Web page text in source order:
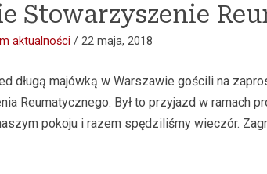
Stowarzyszenie
aktualności / 22 maja, 2018
długą majówką w Warszawie gościli na
Reumatycznego. Był to przyjazd w ramach
pokoju i razem spędziliśmy wieczór.